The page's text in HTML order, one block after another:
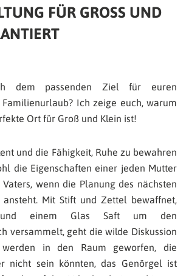
FÜR GROSS UND K
dem passenden Ziel für euren
Familienurlaub? Ich zeige euch, warum
Ort für Groß und Klein ist!
und die Fähigkeit, Ruhe zu bewahren
die Eigenschaften einer jeden Mutter
wenn die Planung des nächsten
ansteht. Mit Stift und Zettel bewaffnet,
einem Glas Saft um den
versammelt, geht die wilde Diskussion
werden in den Raum geworfen, die
nicht sein könnten, das Genörgel ist